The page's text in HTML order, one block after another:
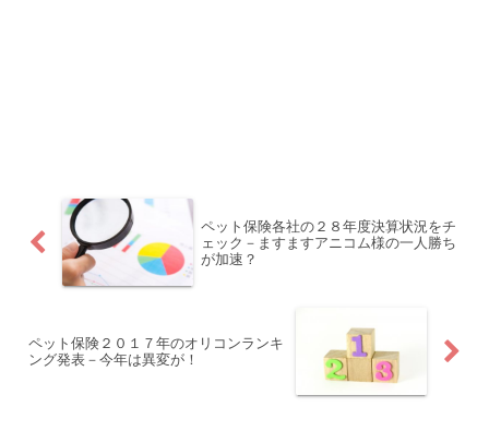
ペット保険各社の２８年度決算状況をチ
ェック－ますますアニコム様の一人勝ち
が加速？
ペット保険２０１７年のオリコンランキ
ング発表－今年は異変が！